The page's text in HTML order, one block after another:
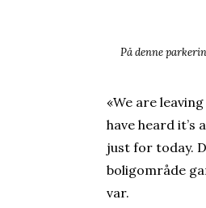
På denne
«We are
have heard it’s
just for today.
boligområde
var.